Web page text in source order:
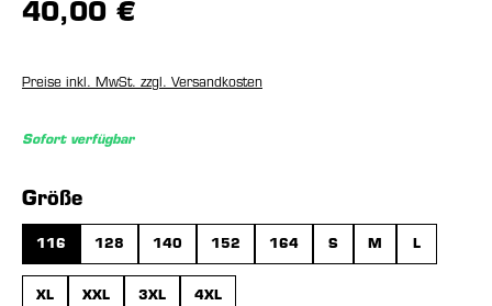
40,00 €
Preise inkl. MwSt. zzgl. Versandkosten
Sofort verfügbar
Größeauswählen
116 128 140 152 164 S M L
XL XXL 3XL 4XL